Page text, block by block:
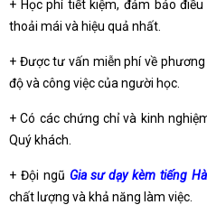
+ Học phí tiết kiệm, đảm bảo
thoải mái và hiệu quả nhất.
+ Được tư vấn miễn phí về
độ và công việc của người học.
+ Có các chứng chỉ và kinh
Quý khách.
+ Đội ngũ Gia sư dạy kèm tiếng
chất lượng và khả năng làm việc.